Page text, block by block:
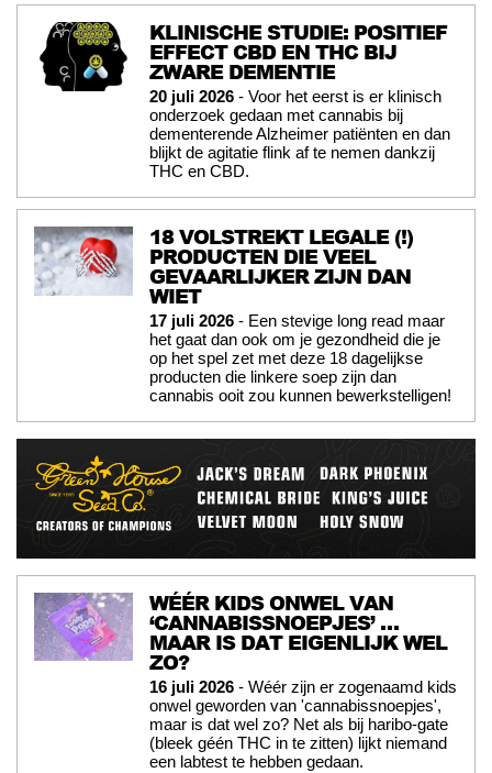
KLINISCHE STUDIE: POSITIEF
EFFECT CBD EN THC BIJ
ZWARE DEMENTIE
20 juli 2026 - Voor het eerst is er klinisch
onderzoek gedaan met cannabis bij
dementerende Alzheimer patiënten en dan
blijkt de agitatie flink af te nemen dankzij
THC en CBD.
18 VOLSTREKT LEGALE (!)
PRODUCTEN DIE VEEL
GEVAARLIJKER ZIJN DAN
WIET
17 juli 2026 - Een stevige long read maar
het gaat dan ook om je gezondheid die je
op het spel zet met deze 18 dagelijkse
producten die linkere soep zijn dan
cannabis ooit zou kunnen bewerkstelligen!
WÉÉR KIDS ONWEL VAN
‘CANNABISSNOEPJES’ …
MAAR IS DAT EIGENLIJK WEL
ZO?
16 juli 2026 - Wéér zijn er zogenaamd kids
onwel geworden van 'cannabissnoepjes',
maar is dat wel zo? Net als bij haribo-gate
(bleek géén THC in te zitten) lijkt niemand
een labtest te hebben gedaan.